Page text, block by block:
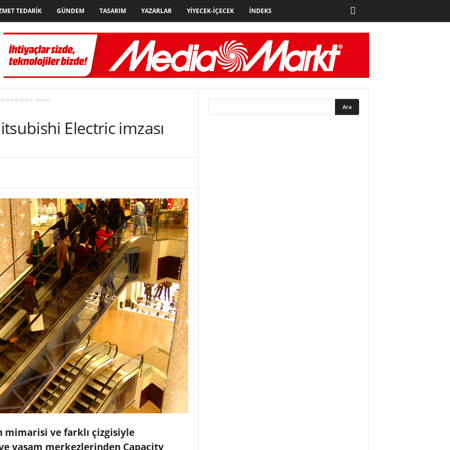
TEDARIK GÜNDEM TASARIM YAZARLAR YIYECEK-İÇECEK İNDEKS
Electric imzası
Electric imzası
mimarisi ve farklı çizgisiyle
yaşam merkezlerinden Capacity